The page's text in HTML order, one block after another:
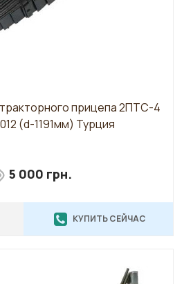
прицепа 2ПТС-4
(d-1191мм) Турция
5 000 грн.
КУПИТЬ СЕЙЧАС